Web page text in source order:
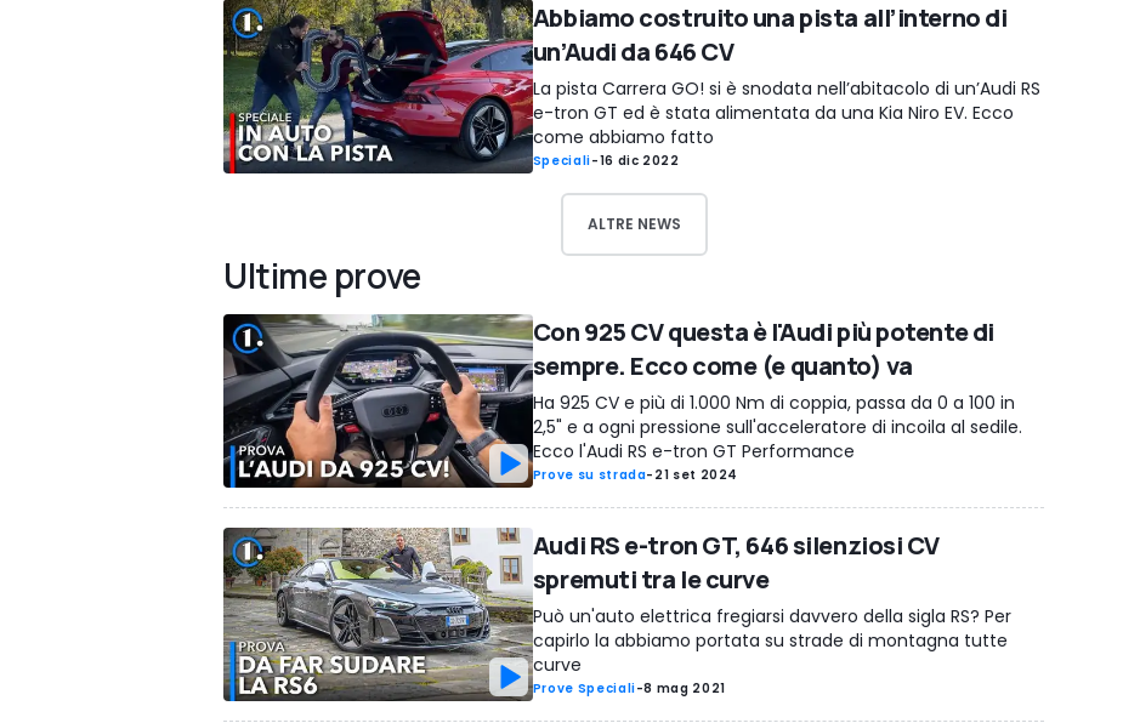
Abbiamo costruito una pista all’interno di
un’Audi da 646 CV
La pista Carrera GO! si è snodata nell’abitacolo di un’Audi RS
e-tron GT ed è stata alimentata da una Kia Niro EV. Ecco
come abbiamo fatto
Speciali-16 dic 2022
ALTRE NEWS
Ultime prove
Con 925 CV questa è l'Audi più potente di
sempre. Ecco come (e quanto) va
Ha 925 CV e più di 1.000 Nm di coppia, passa da 0 a 100 in
2,5" e a ogni pressione sull'acceleratore di incoila al sedile.
Ecco l'Audi RS e-tron GT Performance
Prove su strada- 21 set 2024
Audi RS e-tron GT, 646 silenziosi CV
spremuti tra le curve
Può un'auto elettrica fregiarsi davvero della sigla RS? Per
capirlo la abbiamo portata su strade di montagna tutte
curve
Prove Speciali-8 mag 2021